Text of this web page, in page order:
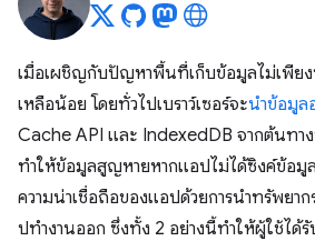
เมื่อเผชิญกับปัญหาพื้นที่เก็บข้อมูลไม่เพีย
เหลือน้อย โดยทั่วไปเบราว์เซอร์จะนำข้อมูล
Cache API และ IndexedDB จากต้นทาง
ทำให้ข้อมูลสูญหายหากแอปไม่ได้ซิงค์ข้อมู
ความน่าเชื่อถือของแอปด้วยการนำทรัพยา
ปทํางานออก ซึ่งทั้ง 2 อย่างนี้ทําให้ผู้ใช้ได้